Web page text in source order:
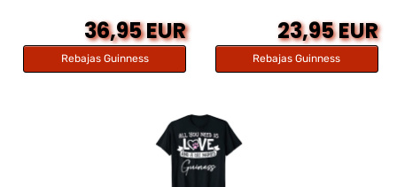
36,95 EUR
Rebajas Guinness
23,95 EUR
Rebajas Guinness